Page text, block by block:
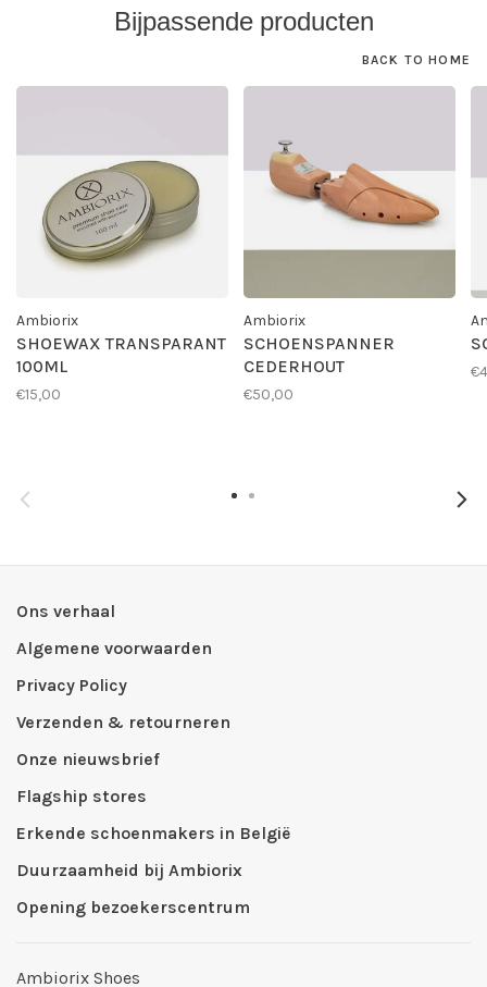
Bijpassende producten
BACK TO HOME
Ambiorix
SHOEWAX TRANSPARANT
100ML
€15,00
Ambiorix
SCHOENSPANNER
CEDERHOUT
€50,00
Ons verhaal
Algemene voorwaarden
Privacy Policy
Verzenden & retourneren
Onze nieuwsbrief
Flagship stores
Erkende schoenmakers in België
Duurzaamheid bij Ambiorix
Opening bezoekerscentrum
Ambiorix Shoes